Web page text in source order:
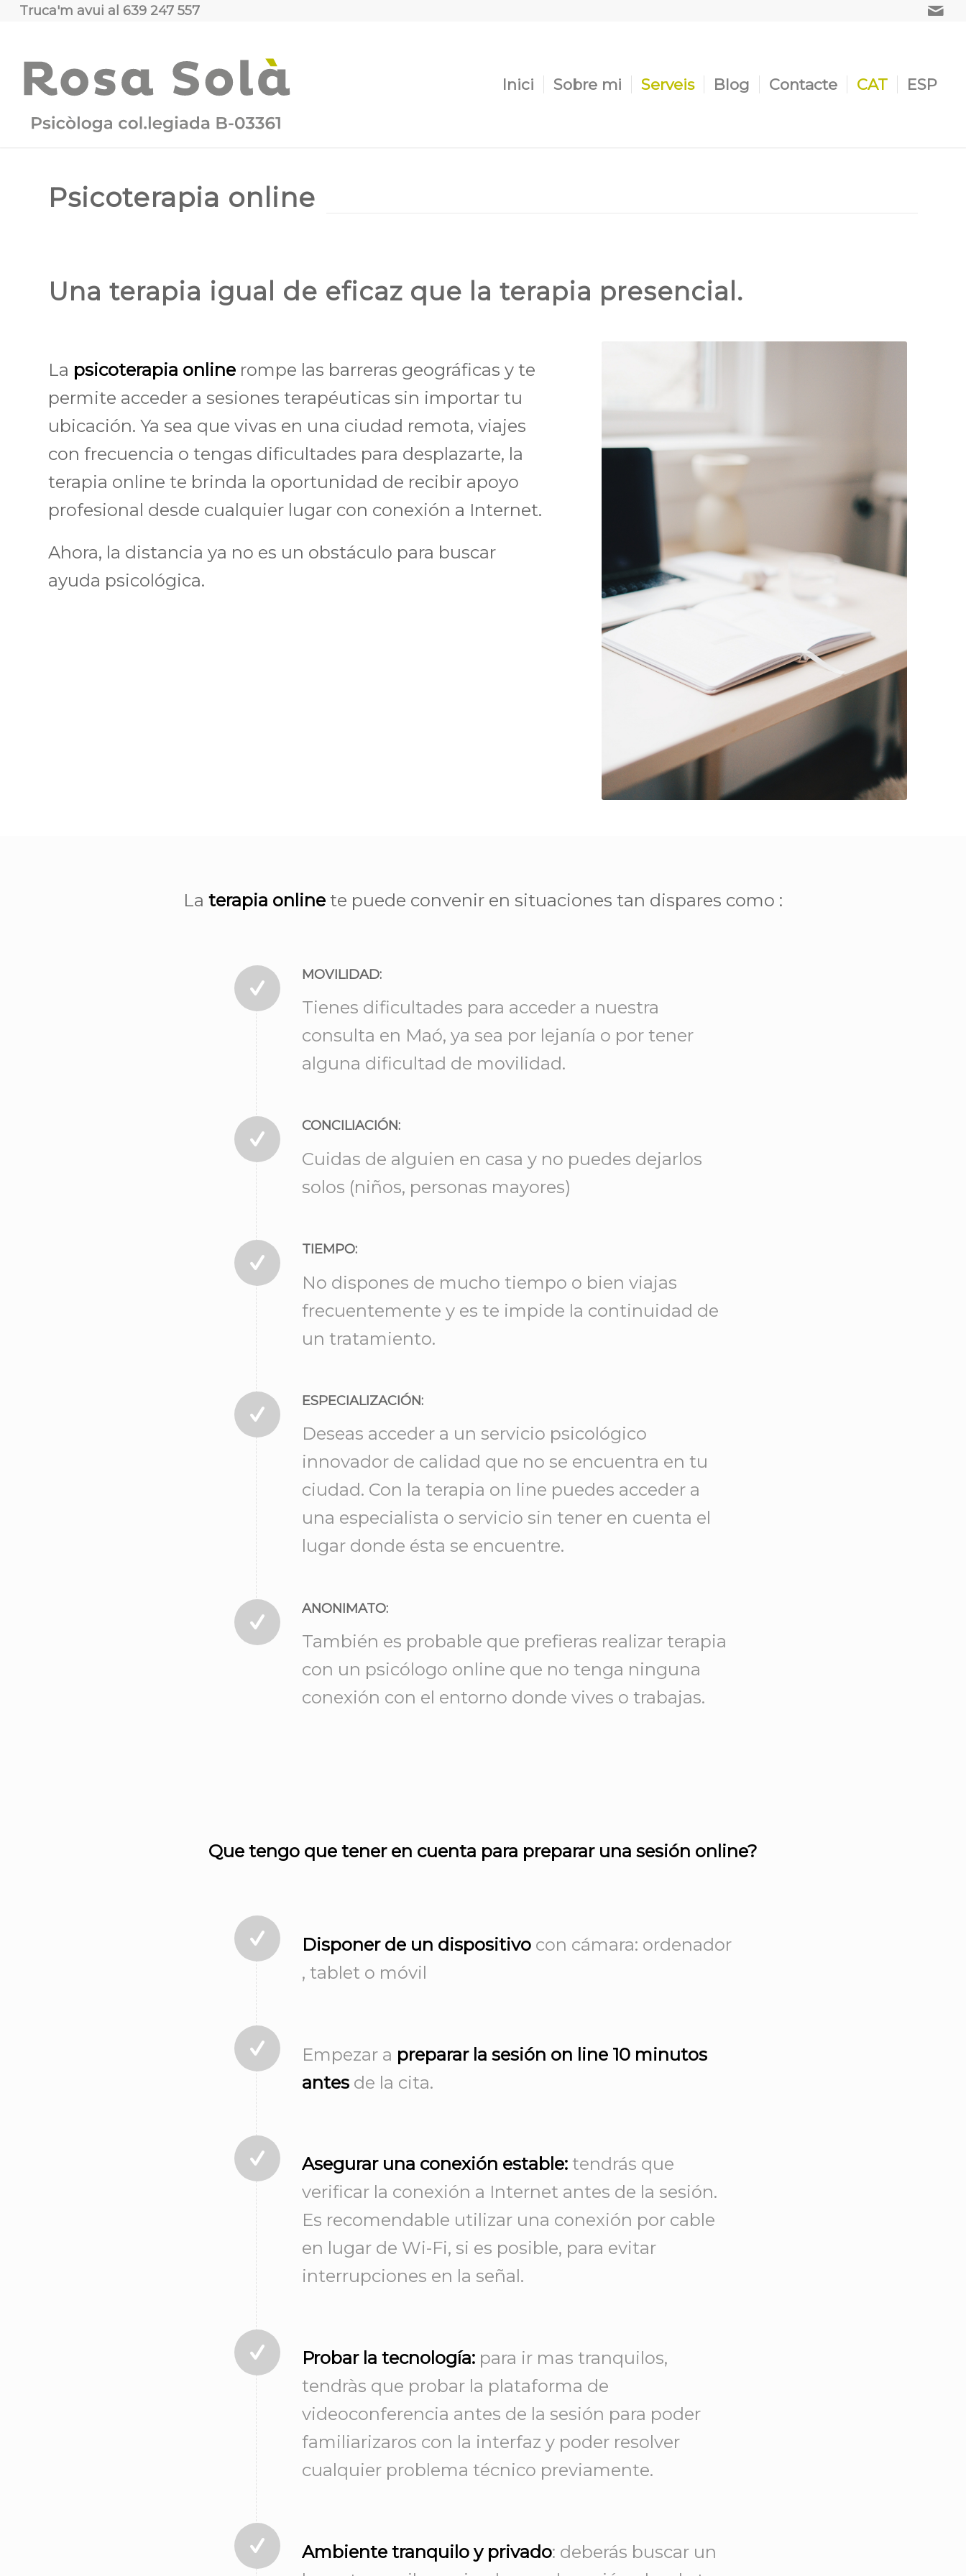
Truca'm avui al 639 247 557
Inici Sobre mi Serveis Blog Contacte CAT ESP
Psicoterapia online
Una terapia igual de eficaz que la terapia presencial.
La psicoterapia online rompe las barreras geográficas y te
permite acceder a sesiones terapéuticas sin importar tu
ubicación. Ya sea que vivas en una ciudad remota, viajes
con frecuencia o tengas dificultades para desplazarte, la
terapia online te brinda la oportunidad de recibir apoyo
profesional desde cualquier lugar con conexión a Internet.
Ahora, la distancia ya no es un obstáculo para buscar
ayuda psicológica.
La terapia online te puede convenir en situaciones tan dispares como :
MOVILIDAD:
Tienes dificultades para acceder a nuestra
consulta en Maó, ya sea por lejanía o por tener
alguna dificultad de movilidad.
CONCILIACIÓN:
Cuidas de alguien en casa y no puedes dejarlos
solos (niños, personas mayores)
TIEMPO:
No dispones de mucho tiempo o bien viajas
frecuentemente y es te impide la continuidad de
un tratamiento.
ESPECIALIZACIÓN:
Deseas acceder a un servicio psicológico
innovador de calidad que no se encuentra en tu
ciudad. Con la terapia on line puedes acceder a
una especialista o servicio sin tener en cuenta el
lugar donde ésta se encuentre.
ANONIMATO:
También es probable que prefieras realizar terapia
con un psicólogo online que no tenga ninguna
conexión con el entorno donde vives o trabajas.
Que tengo que tener en cuenta para preparar una sesión online?
Disponer de un dispositivocon cámara: ordenador
, tablet o móvil
Empezar a preparar la sesión on line 10 minutos
antesde la cita.
Asegurar una conexión estable:tendrás que
verificar la conexión a Internet antes de la sesión.
Es recomendable utilizar una conexión por cable
en lugar de Wi-Fi, si es posible, para evitar
interrupciones en la señal.
Probar la tecnología:para ir mas tranquilos,
tendràs que probar la plataforma de
videoconferencia antes de la sesión para poder
familiarizaros con la interfaz y poder resolver
cualquier problema técnico previamente.
Ambiente tranquilo y privado: deberás buscar un